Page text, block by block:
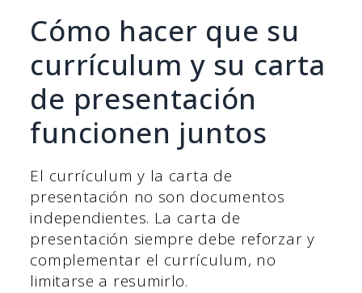
Cómo hacer que su
currículum y su carta
de presentación
funcionen juntos
El currículum y la carta de
presentación no son documentos
independientes. La carta de
presentación siempre debe reforzar y
complementar el currículum, no
limitarse a resumirlo.